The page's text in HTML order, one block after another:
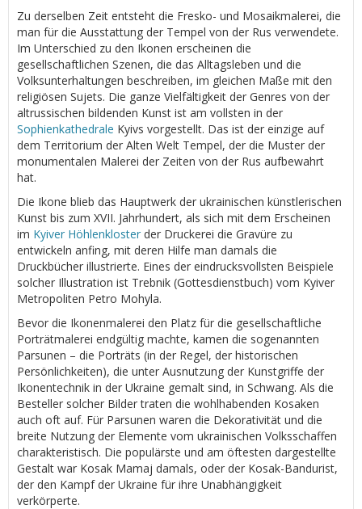
Zu derselben Zeit entsteht die Fresko- und Mosaikmalerei, die
man für die Ausstattung der Tempel von der Rus verwendete.
Im Unterschied zu den Ikonen erscheinen die
gesellschaftlichen Szenen, die das Alltagsleben und die
Volksunterhaltungen beschreiben, im gleichen Maße mit den
religiösen Sujets. Die ganze Vielfältigkeit der Genres von der
altrussischen bildenden Kunst ist am vollsten in der
Sophienkathedrale Kyivs vorgestellt. Das ist der einzige auf
dem Territorium der Alten Welt Tempel, der die Muster der
monumentalen Malerei der Zeiten von der Rus aufbewahrt
hat.
Die Ikone blieb das Hauptwerk der ukrainischen künstlerischen
Kunst bis zum XVII. Jahrhundert, als sich mit dem Erscheinen
im Kyiver Höhlenkloster der Druckerei die Gravüre zu
entwickeln anfing, mit deren Hilfe man damals die
Druckbücher illustrierte. Eines der eindrucksvollsten Beispiele
solcher Illustration ist Trebnik (Gottesdienstbuch) vom Kyiver
Metropoliten Petro Mohyla.
Bevor die Ikonenmalerei den Platz für die gesellschaftliche
Porträtmalerei endgültig machte, kamen die sogenannten
Parsunen – die Porträts (in der Regel, der historischen
Persönlichkeiten), die unter Ausnutzung der Kunstgriffe der
Ikonentechnik in der Ukraine gemalt sind, in Schwang. Als die
Besteller solcher Bilder traten die wohlhabenden Kosaken
auch oft auf. Für Parsunen waren die Dekorativität und die
breite Nutzung der Elemente vom ukrainischen Volksschaffen
charakteristisch. Die populärste und am öftesten dargestellte
Gestalt war Kosak Mamaj damals, oder der Kosak-Bandurist,
der den Kampf der Ukraine für ihre Unabhängigkeit
verkörperte.